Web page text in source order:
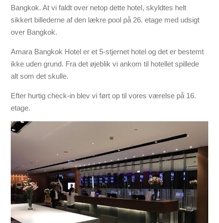
Bangkok. At vi faldt over netop dette hotel, skyldtes helt
sikkert billederne af den lækre pool på 26. etage med udsigt
over Bangkok.
Amara Bangkok Hotel er et 5-stjernet hotel og det er bestemt
ikke uden grund. Fra det øjeblik vi ankom til hotellet spillede
alt som det skulle.
Efter hurtig check-in blev vi ført op til vores værelse på 16.
etage.